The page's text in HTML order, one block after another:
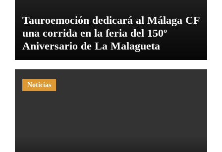
Tauroemoción dedicará al Málaga CF
una corrida en la feria del 150º
Aniversario de La Malagueta
Noticias